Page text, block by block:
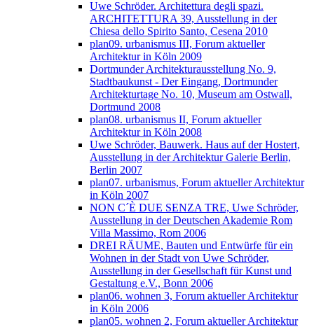
Uwe Schröder. Architettura degli spazi.
ARCHITETTURA 39, Ausstellung in der
Chiesa dello Spirito Santo, Cesena 2010
plan09. urbanismus III, Forum aktueller
Architektur in Köln 2009
Dortmunder Architekturausstellung No. 9,
Stadtbaukunst - Der Eingang, Dortmunder
Architekturtage No. 10, Museum am Ostwall,
Dortmund 2008
plan08. urbanismus II, Forum aktueller
Architektur in Köln 2008
Uwe Schröder, Bauwerk. Haus auf der Hostert,
Ausstellung in der Architektur Galerie Berlin,
Berlin 2007
plan07. urbanismus, Forum aktueller Architektur
in Köln 2007
NON C´È DUE SENZA TRE, Uwe Schröder,
Ausstellung in der Deutschen Akademie Rom
Villa Massimo, Rom 2006
DREI RÄUME, Bauten und Entwürfe für ein
Wohnen in der Stadt von Uwe Schröder,
Ausstellung in der Gesellschaft für Kunst und
Gestaltung e.V., Bonn 2006
plan06. wohnen 3, Forum aktueller Architektur
in Köln 2006
plan05. wohnen 2, Forum aktueller Architektur